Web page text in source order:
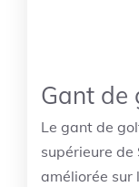
Gant de
Le gant de
supérieure de
améliorée sur